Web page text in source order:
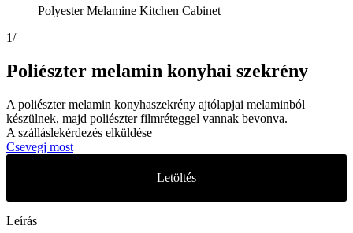
Polyester Melamine Kitchen Cabinet
1/
Poliészter melamin konyhai szekrény
A poliészter melamin konyhaszekrény ajtólapjai melaminból
készülnek, majd poliészter filmréteggel vannak bevonva.
A szálláslekérdezés elküldése
Csevegj most
Letöltés
Leírás